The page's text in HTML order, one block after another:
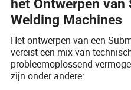
het Ontwerpen van
Welding Machines
Het ontwerpen van een
vereist een mix van
probleemoplossend
zijn onder andere: